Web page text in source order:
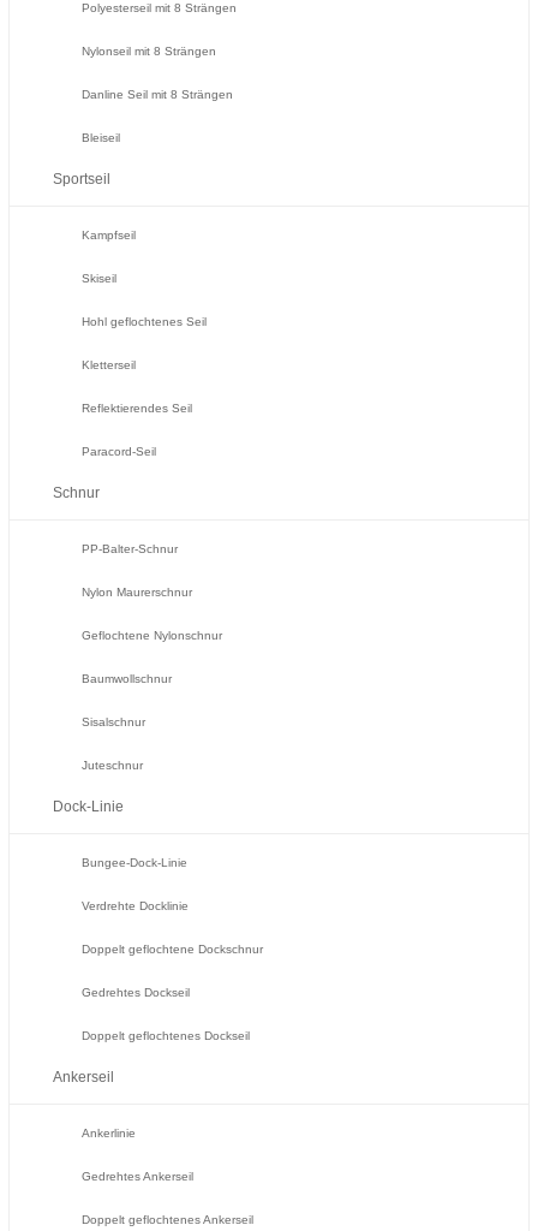
Polyesterseil mit 8 Strängen
Nylonseil mit 8 Strängen
Danline Seil mit 8 Strängen
Bleiseil
Sportseil
Kampfseil
Skiseil
Hohl geflochtenes Seil
Kletterseil
Reflektierendes Seil
Paracord-Seil
Schnur
PP-Balter-Schnur
Nylon Maurerschnur
Geflochtene Nylonschnur
Baumwollschnur
Sisalschnur
Juteschnur
Dock-Linie
Bungee-Dock-Linie
Verdrehte Docklinie
Doppelt geflochtene Dockschnur
Gedrehtes Dockseil
Doppelt geflochtenes Dockseil
Ankerseil
Ankerlinie
Gedrehtes Ankerseil
Doppelt geflochtenes Ankerseil